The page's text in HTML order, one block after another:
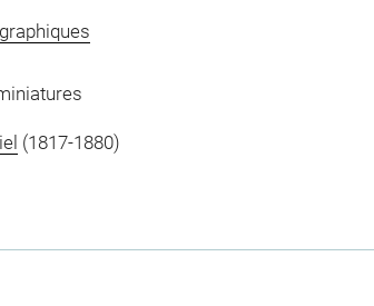
(1817-1880)